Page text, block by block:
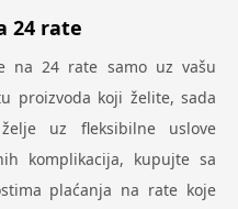
24 rate
na 24 rate samo uz vašu
proizvoda koji želite, sada
uz fleksibilne uslove
komplikacija, kupujte sa
plaćanja na rate koje